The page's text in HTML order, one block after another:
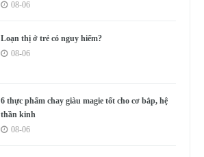
08-06
Loạn thị ở trẻ có nguy hiểm?
08-06
6 thực phẩm chay giàu magie tốt cho cơ bắp, hệ
thần kinh
08-06